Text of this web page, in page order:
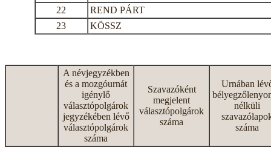
22
REND PÁRT
23
KÖSSZ
A névjegyzékben
és a mozgóurnát
igénylő
választópolgárok
jegyzékében lévő
választópolgárok
száma
Szavazóként
megjelent
választópolgárok
száma
Urnában
nélküli
száma